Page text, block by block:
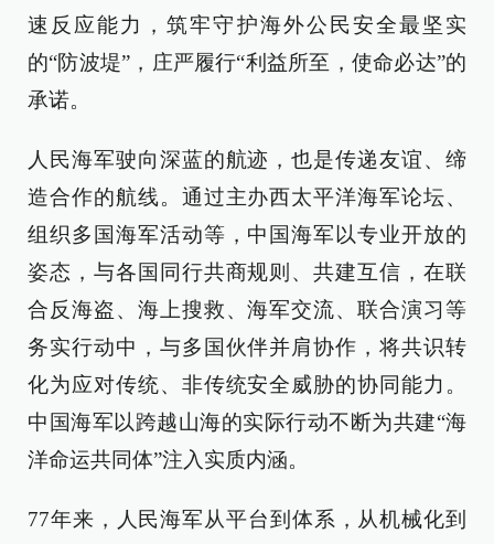
速反应能力，筑牢守护海外公民安全最坚实
的“防波堤”，庄严履行“利益所至，使命必达”的
承诺。
人民海军驶向深蓝的航迹，也是传递友谊、缔
造合作的航线。通过主办西太平洋海军论坛、
组织多国海军活动等，中国海军以专业开放的
姿态，与各国同行共商规则、共建互信，在联
合反海盗、海上搜救、海军交流、联合演习等
务实行动中，与多国伙伴并肩协作，将共识转
化为应对传统、非传统安全威胁的协同能力。
中国海军以跨越山海的实际行动不断为共建“海
洋命运共同体”注入实质内涵。
77年来，人民海军从平台到体系，从机械化到